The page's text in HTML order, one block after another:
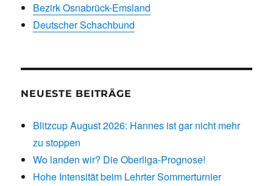
Bezirk Osnabrück-Emsland
Deutscher Schachbund
NEUESTE BEITRÄGE
Blitzcup August 2026: Hannes ist gar nicht mehr
zu stoppen
Wo landen wir? Die Oberliga-Prognose!
Hohe Intensität beim Lehrter Sommerturnier